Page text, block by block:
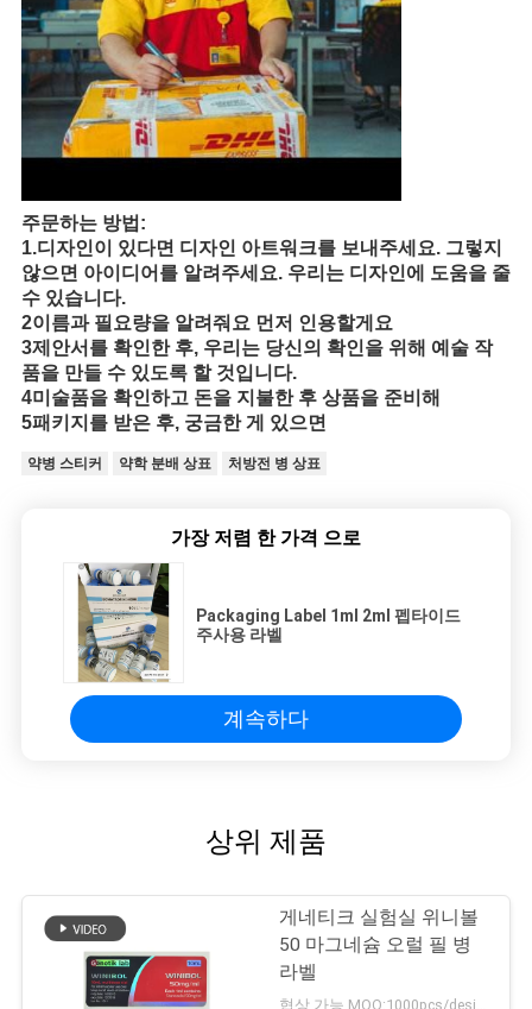
주문하는 방법:
1.디자인이 있다면 디자인 아트워크를 보내주세요. 그렇지
않으면 아이디어를 알려주세요. 우리는 디자인에 도움을 줄
수 있습니다.
2이름과 필요량을 알려줘요 먼저 인용할게요
3제안서를 확인한 후, 우리는 당신의 확인을 위해 예술 작
품을 만들 수 있도록 할 것입니다.
4미술품을 확인하고 돈을 지불한 후 상품을 준비해
5패키지를 받은 후, 궁금한 게 있으면
약병 스티커 약학 분배 상표 처방전 병 상표
가장 저렴 한 가격 으로
Packaging Label 1ml 2ml 펩타이드
주사용 라벨
계속하다
상위 제품
게네티크 실험실 위니볼
50 마그네슘 오럴 필 병
라벨